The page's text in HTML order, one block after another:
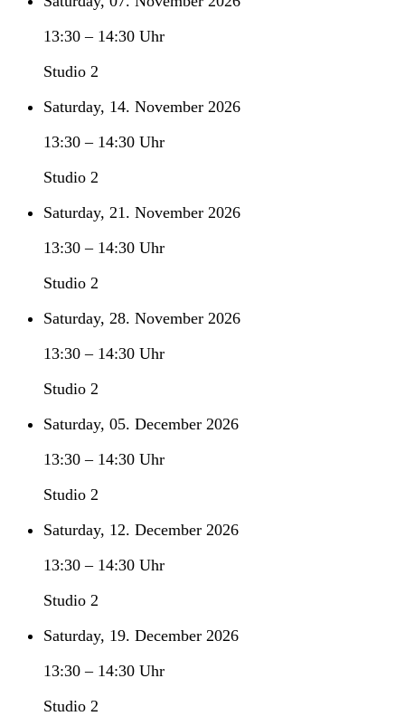
13:30 – 14:30 Uhr
Studio 2
Saturday, 14. November 2026
13:30 – 14:30 Uhr
Studio 2
Saturday, 21. November 2026
13:30 – 14:30 Uhr
Studio 2
Saturday, 28. November 2026
13:30 – 14:30 Uhr
Studio 2
Saturday, 05. December 2026
13:30 – 14:30 Uhr
Studio 2
Saturday, 12. December 2026
13:30 – 14:30 Uhr
Studio 2
Saturday, 19. December 2026
13:30 – 14:30 Uhr
Studio 2